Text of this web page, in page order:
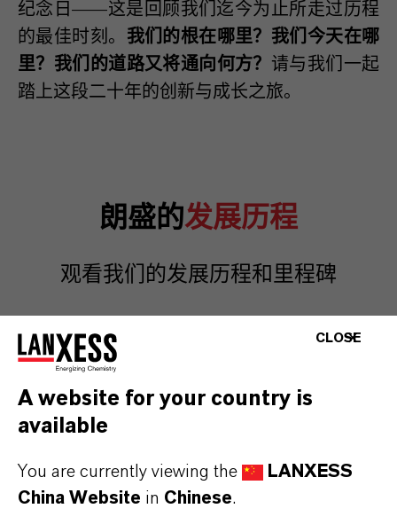
纪念日——这是回顾我们迄今为止所走过历程
的最佳时刻。 我们的根在哪里？我们今天在哪
里？我们的道路又将通向何方？ 请与我们一起
踏上这段二十年的创新与成长之旅。
朗盛的发展历程
观看我们的发展历程和里程碑
2003-2007 2013-2015
CLOSE
A website for your country is
available
You are currently viewing the
LANXESS
China Website in Chinese.